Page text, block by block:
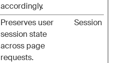
accordingly.
Preserves user
session state
across page
requests.
Session